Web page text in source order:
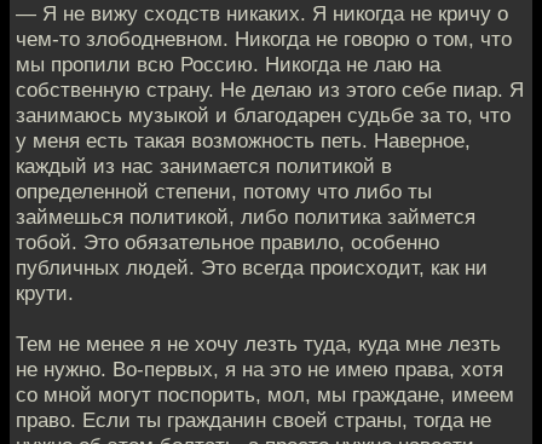
— Я не вижу сходств никаких. Я никогда не кричу о
чем-то злободневном. Никогда не говорю о том, что
мы пропили всю Россию. Никогда не лаю на
собственную страну. Не делаю из этого себе пиар. Я
занимаюсь музыкой и благодарен судьбе за то, что
у меня есть такая возможность петь. Наверное,
каждый из нас занимается политикой в
определенной степени, потому что либо ты
займешься политикой, либо политика займется
тобой. Это обязательное правило, особенно
публичных людей. Это всегда происходит, как ни
крути.
Тем не менее я не хочу лезть туда, куда мне лезть
не нужно. Во-первых, я на это не имею права, хотя
со мной могут поспорить, мол, мы граждане, имеем
право. Если ты гражданин своей страны, тогда не